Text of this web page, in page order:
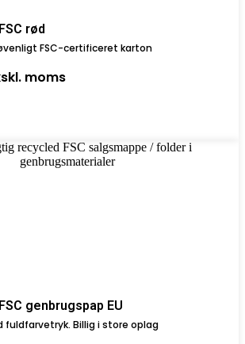
rød
FSC-certificeret karton
moms
genbrugspap EU
fuldfarvetryk. Billig i store oplag